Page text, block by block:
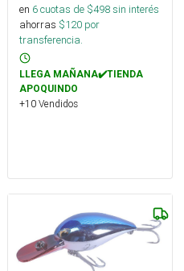
en 6cuotas de $498sin interés
ahorras $120 por
transferencia.
LLEGA MAÑANA✔️TIENDA
APOQUINDO
+10 Vendidos